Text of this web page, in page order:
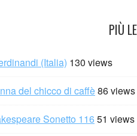
PIÙ
(Italia) 130 views
del chicco di caffè86 views
Sonetto 11651 views